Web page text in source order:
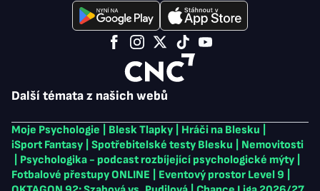
Další témata z našich webů
Moje Psychologie Blesk Tlapky Hráči na Blesku
iSport Fantasy
Spotřebitelské testy Blesku
Nemovitosti
Psychologika - podcast rozbíjející psychologické mýty
Fotbalové přestupy ONLINE
Eventový prostor Level 9